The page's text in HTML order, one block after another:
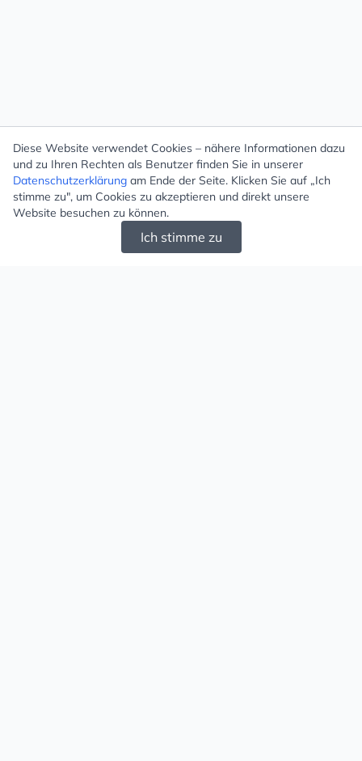
Diese Website verwendet Cookies – nähere Informationen dazu
und zu Ihren Rechten als Benutzer finden Sie in unserer
Datenschutzerklärung am Ende der Seite. Klicken Sie auf „Ich
stimme zu", um Cookies zu akzeptieren und direkt unsere
Website besuchen zu können.
Ich stimme zu